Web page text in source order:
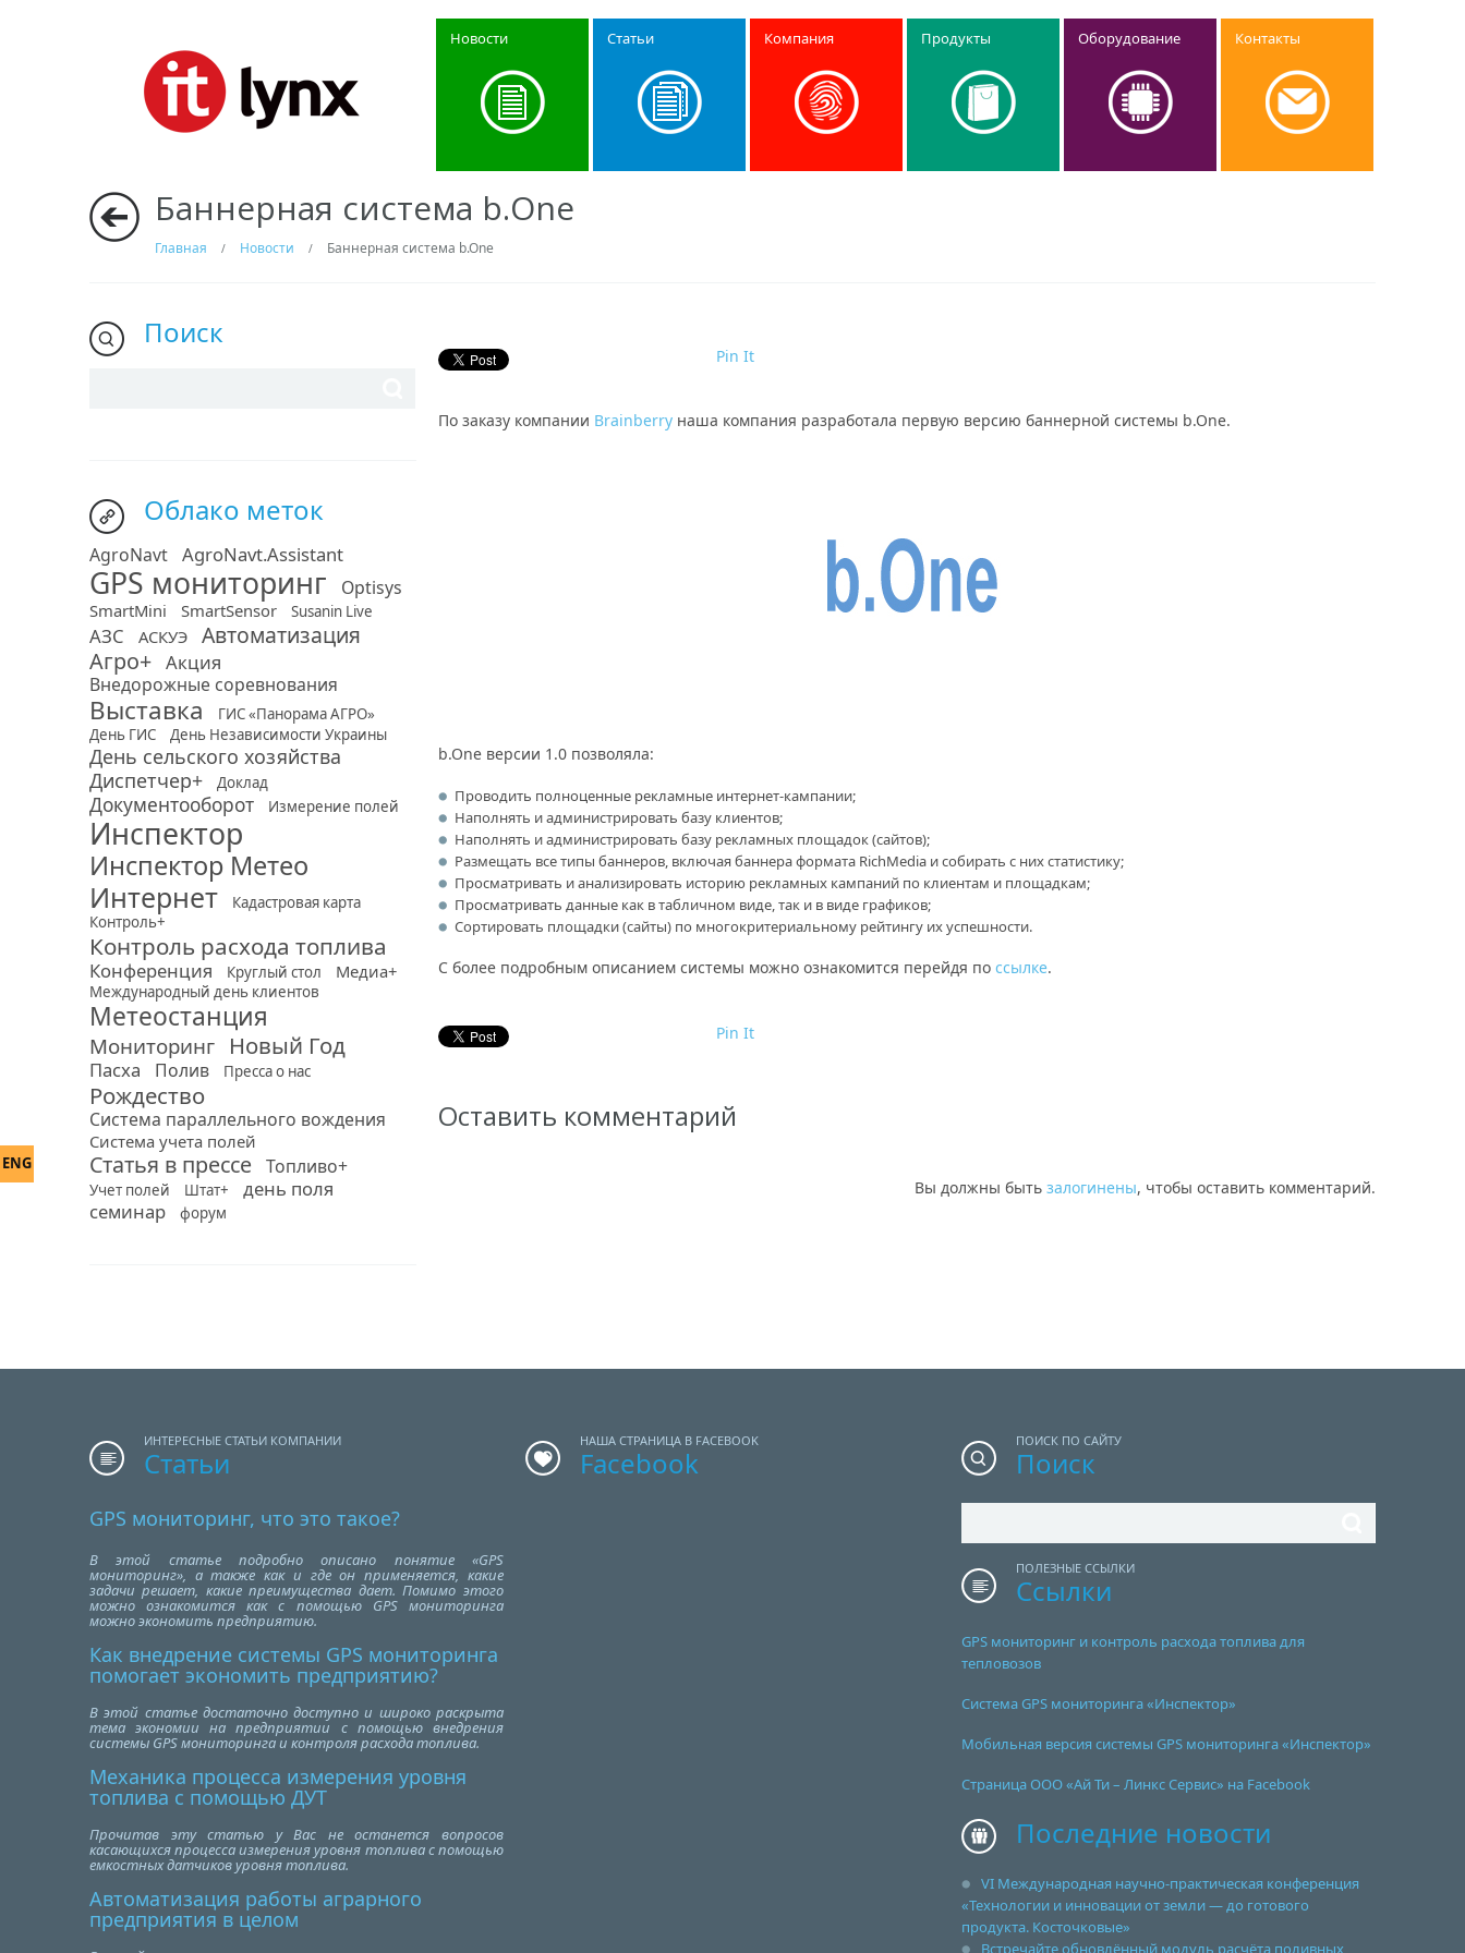
Новости Статьи Компания Продукты Оборудование Контакты
ENG
Баннерная система b.One
Главная / Новости / Баннерная система b.One
Поиск
Облако меток
AgroNavt AgroNavt.Assistant
GPS мониторинг Optisys
SmartMini SmartSensor Susanin Live
АЗС АСКУЭ
Автоматизация
Агро+ Акция
Внедорожные соревнования
Выставка
ГИС «Панорама АГРО»
День ГИС
День Независимости Украины
День сельского хозяйства
Диспетчер+
Доклад
Документооборот Измерение полей
Инспектор
Инспектор Метео
Интернет
Кадастровая карта
Контроль+
Контроль расхода топлива
Конференция Круглый стол Медиа+
Международный день клиентов
Метеостанция
Мониторинг Новый Год
Пасха Полив Пресса о нас
Рождество
Система параллельного вождения
Система учета полей
Статья в прессе Топливо+
Учет полей Штат+
день поля
семинар
форум
Pin It
По заказу компании Brainberry наша компания разработала первую версию баннерной системы b.One.
b.One версии 1.0 позволяла:
Проводить полноценные рекламные интернет-кампании;
Наполнять и администрировать базу клиентов;
Наполнять и администрировать базу рекламных площадок (сайтов);
Размещать все типы баннеров, включая баннера формата RichMedia и собирать с них статистику;
Просматривать и анализировать историю рекламных кампаний по клиентам и площадкам;
Просматривать данные как в табличном виде, так и в виде графиков;
Сортировать площадки (сайты) по многокритериальному рейтингу их успешности.
С более подробным описанием системы можно ознакомится перейдя поссылке.
Pin It
Оставить комментарий
Вы должны быть залогинены, чтобы оставить комментарий.
ИНТЕРЕСНЫЕ СТАТЬИ КОМПАНИИ
Статьи
GPS мониторинг, что это такое?
В этой статье подробно описано понятие «GPS
мониторинг», а также как и где он применяется, какие
задачи решает, какие преимущества дает. Помимо этого
можно ознакомится как с помощью GPS мониторинга
можно экономить предприятию.
Как внедрение системы GPS мониторинга
помогает экономить предприятию?
В этой статье достаточно доступно и широко раскрыта
тема экономии на предприятии с помощью внедрения
системы GPS мониторинга и контроля расхода топлива.
Механика процесса измерения уровня
топлива с помощью ДУТ
Прочитав эту статью у Вас не останется вопросов
касающихся процесса измерения уровня топлива с помощью
емкостных датчиков уровня топлива.
Автоматизация работы аграрного
предприятия в целом
НАША СТРАНИЦА В FACEBOOK
Facebook
ПОИСК ПО САЙТУ
Поиск
ПОЛЕЗНЫЕ ССЫЛКИ
Ссылки
GPS мониторинг и контроль расхода топлива для
тепловозов
Система GPS мониторинга «Инспектор»
Мобильная версия системы GPS мониторинга «Инспектор»
Страница ООО «Ай Ти – Линкс Сервис» на Facebook
Последние новости
VI Международная научно-практическая конференция
«Технологии и инновации от земли — до готового
продукта. Косточковые»
Встречайте обновлённый модуль расчёта поливных